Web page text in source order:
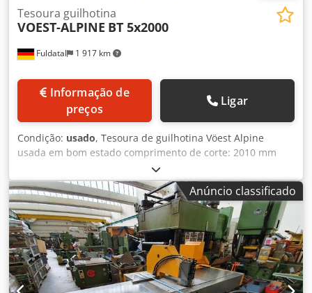
Fuldatal 1 917 km
Tesoura guilhotina
VOEST-ALPINE BT 5x2000
preços
Ligar
Condição: usado, Tesoura de guilhotina Vöest Alpine
usada em bom estado comprimento de corte: 2010 mm
Capacidade de corte em aço até 370N/mm² de resistência
à tração: 5 mm Cursos por minuto: 50 H/min Pressão de
retenção: 30 bar Codepgmpdjpfx Aptsrf Número de
fixações: 8 pcs. Calibre traseiro ajustável manualmente:
950 mm Garganta: 150 mm Dimensões: CxLxA CxLxA
280x190x140cm Peso: 2500 kg
Anúncio classificado